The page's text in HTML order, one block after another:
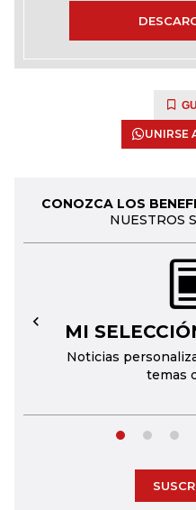
UNIRSE
CONOZCA LOS
NUESTROS
MI
Noticias
temas
←